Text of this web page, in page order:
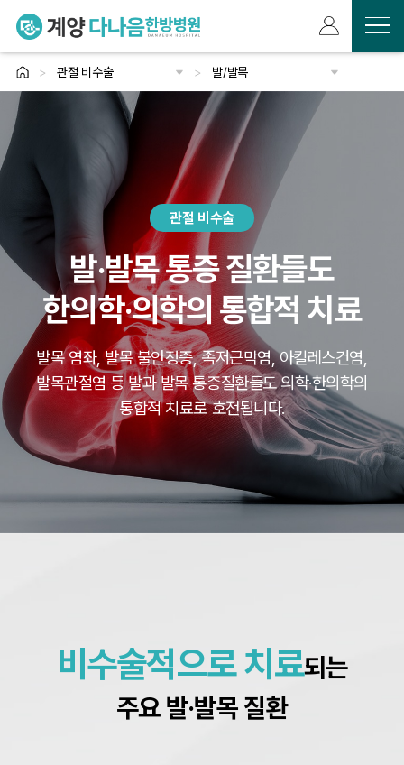
>
관절 비수술
계양다나음한방병원
태반치료
교통사고/산재
수술후 재활
암면역치료·회복관리
척추 비수술
관절 비수술
특화 클리닉
>
발/발목
무릎
어깨
손/팔꿈치
발/발목
고관절/허벅지
류마티스관절염
관절 비수술
발·발목 통증 질환들도
한의학·의학의 통합적 치료
발목 염좌, 발목 불안정증, 족저근막염, 아킬레스건염,
발목관절염 등발과 발목 통증질환들도 의학·한의학의
통합적 치료로 호전됩니다.
비수술적으로 치료되는
주요 발·발목 질환